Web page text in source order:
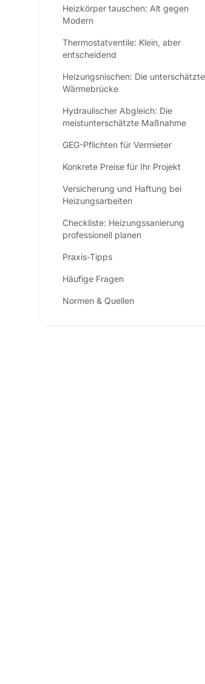
Heizkörper tauschen: Alt gegen
Modern
Thermostatventile: Klein, aber
entscheidend
Heizungsnischen: Die unterschätzte
Wärmebrücke
Hydraulischer Abgleich: Die
meistunterschätzte Maßnahme
GEG-Pflichten für Vermieter
Konkrete Preise für Ihr Projekt
Versicherung und Haftung bei
Heizungsarbeiten
Checkliste: Heizungssanierung
professionell planen
Praxis-Tipps
Häufige Fragen
Normen & Quellen